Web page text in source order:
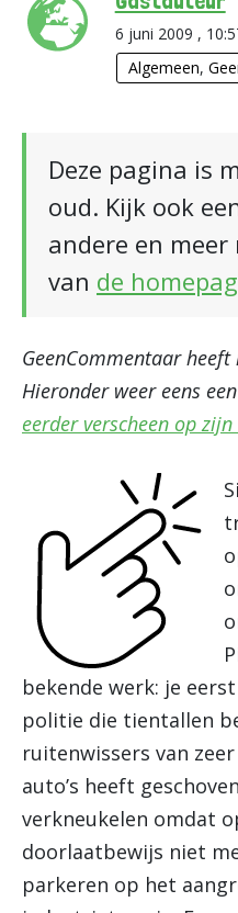
6 juni 2009 ,
Algemeen,
Deze pagina is
oud. Kijk ook
andere en
van de
GeenCommentaar
Hieronder weer eens
eerder verscheen op
bekende werk: je
politie die tientallen
ruitenwissers van
auto’s heeft
verkneukelen omdat
doorlaatbewijs niet
parkeren op het